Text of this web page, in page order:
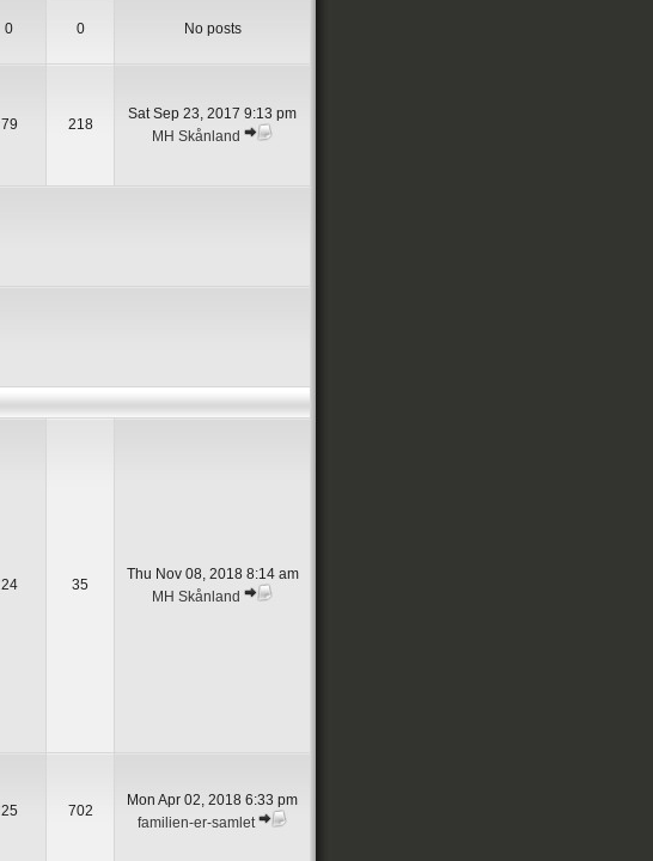
0 0 No posts
79 218
Sat Sep 23, 2017 9:13 pm
MH Skånland
24 35
Thu Nov 08, 2018 8:14 am
MH Skånland
25 702
Mon Apr 02, 2018 6:33 pm
familien-er-samlet